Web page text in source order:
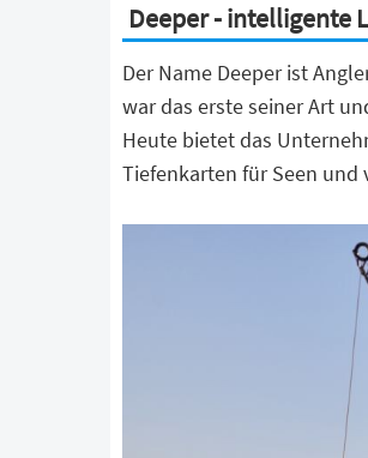
Deeper - intelligente
Der Name Deeper ist
war das erste seiner Art
Heute bietet das
Tiefenkarten für Seen